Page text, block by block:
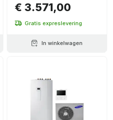
€ 3.571,00
Gratis expreslevering
In winkelwagen